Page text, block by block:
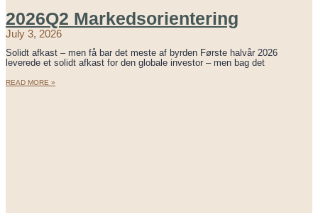
2026Q2 Markedsorientering
July 3, 2026
Solidt afkast – men få bar det meste af byrden Første halvår 2026
leverede et solidt afkast for den globale investor – men bag det
READ MORE »